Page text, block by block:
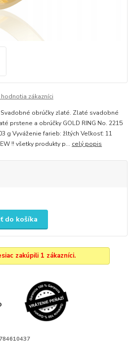
zákazníci
obrúčky zlaté. Zlaté svadobné
prstene a obrúčky GOLD RING No. 2215
g Vyváženie farieb: žltých Veľkosť: 11
!! všetky produkty p... celý popis
do košíka
zakúpili 1 zákazníci.